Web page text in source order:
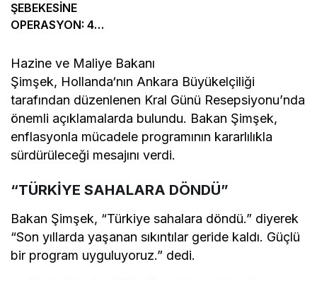
ŞEBEKESİNE
OPERASYON: 4
Hazine ve Maliye Bakanı
Şimşek, Hollanda‘nın Ankara Büyükelçiliği
tarafından düzenlenen Kral Günü Resepsiyonu’nda
önemli açıklamalarda bulundu. Bakan Şimşek,
enflasyonla mücadele programının kararlılıkla
sürdürüleceği mesajını verdi.
“TÜRKİYE SAHALARA DÖNDÜ”
Bakan Şimşek, “Türkiye sahalara döndü.” diyerek
“Son yıllarda yaşanan sıkıntılar geride kaldı. Güçlü
bir program uyguluyoruz.” dedi.